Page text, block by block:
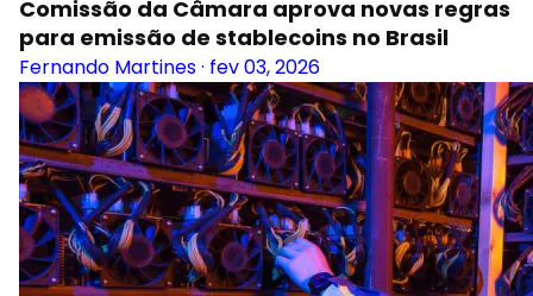
Comissão da Câmara aprova novas regras
para emissão de stablecoins no Brasil
Fernando Martines· fev 03, 2026